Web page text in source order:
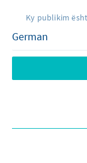
Ky publikim